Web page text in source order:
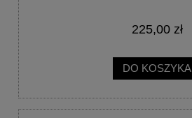
225,00 zł
DO KOSZYKA